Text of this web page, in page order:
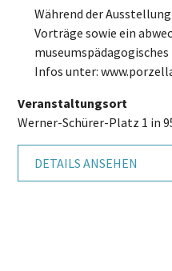
Während der
Vorträge sowie ein
Infos unter:
Veranstaltungsort
Werner-Schürer-Platz 1 in
DETAILS ANSEHEN